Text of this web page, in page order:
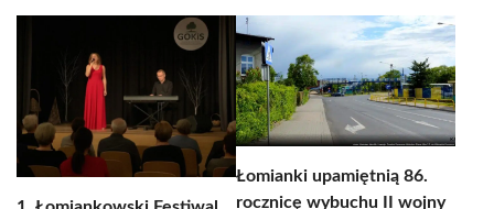
Łomianki upamiętnią 86.
rocznicę wybuchu II wojny